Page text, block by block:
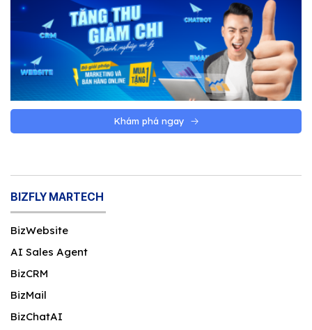
Khám phá ngay
BIZFLY MARTECH
BizWebsite
AI Sales Agent
BizCRM
BizMail
BizChatAI